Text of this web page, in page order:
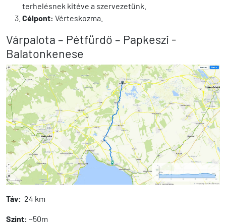
terhelésnek kitéve a szervezetünk.
Célpont: Vérteskozma.
Várpalota – Pétfürdő – Papkeszi -
Balatonkenese
Táv: 24 km
Szint: ~50m